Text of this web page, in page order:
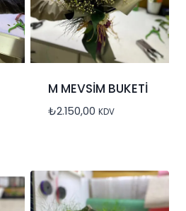
M MEVSİM BUKETİ
₺2.150,00 KDV